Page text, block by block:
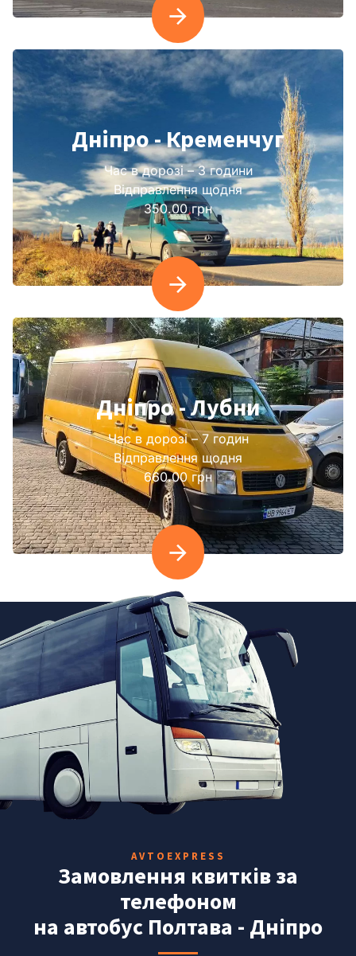
Дніпро - Кременчуг
Час в дорозі – 3 години
Відправлення щодня
350.00 грн
Дніпро - Лубни
Час в дорозі – 7 годин
Відправлення щодня
660.00 грн
AVTOEXPRESS
Замовлення квитків за
телефоном
на автобус Полтава - Дніпро